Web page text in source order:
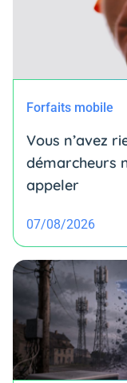
Forfaits mobile
Vous n’avez
démarcheurs
appeler
07/08/2026